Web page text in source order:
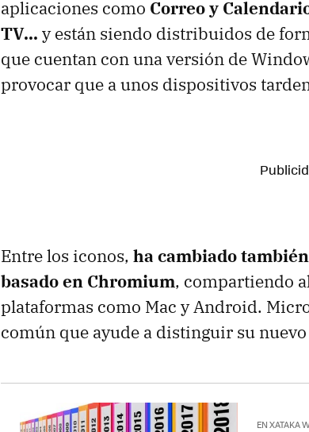
aplicaciones como Correo y
TV... y están siendo distribuidos de
que cuentan con una versión de
provocar que a unos dispositivos
Entre los iconos, ha cambiado
basado en Chromium, compartiendo
plataformas como Mac y Android.
común que ayude a distinguir su nuevo
EN XATAKA